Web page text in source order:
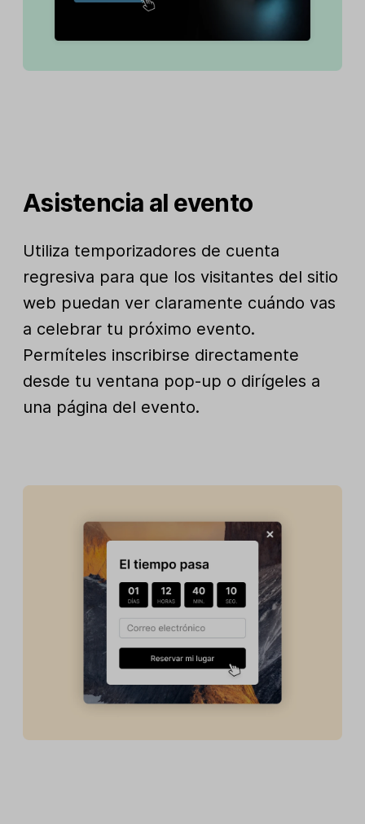
Asistencia al evento
Utiliza temporizadores de cuenta
regresiva para que los visitantes del sitio
web puedan ver claramente cuándo vas
a celebrar tu próximo evento.
Permíteles inscribirse directamente
desde tu ventana pop-up o dirígeles a
una página del evento.